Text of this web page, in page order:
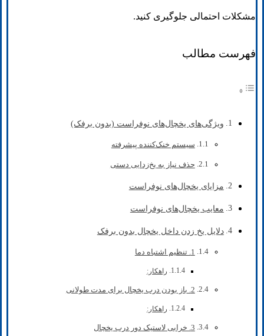
مشکلات احتمالی جلوگیری کنید.
فهرست مطالب
ویژگی‌های یخچال‌های نوفراست (بدون برفک)
سیستم خنک‌کننده پیشرفته
حذف نیاز به یخ‌زدایی دستی
مزایای یخچال‌های نوفراست
معایب یخچال‌های نوفراست
دلایل یخ زدن داخل یخچال بدون برفک
1. تنظیم اشتباه دما
راهکار:
2. باز بودن درب یخچال برای مدت طولانی
راهکار:
3. خرابی لاستیک دور درب یخچال